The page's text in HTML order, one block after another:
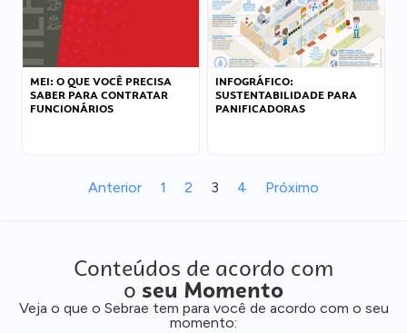
MEI: O QUE VOCÊ PRECISA
SABER PARA CONTRATAR
FUNCIONÁRIOS
INFOGRÁFICO:
SUSTENTABILIDADE PARA
PANIFICADORAS
Anterior 1 2 3 4 Próximo
Conteúdos de acordo com
o seu Momento
Veja o que o Sebrae tem para você de acordo com o seu
momento: